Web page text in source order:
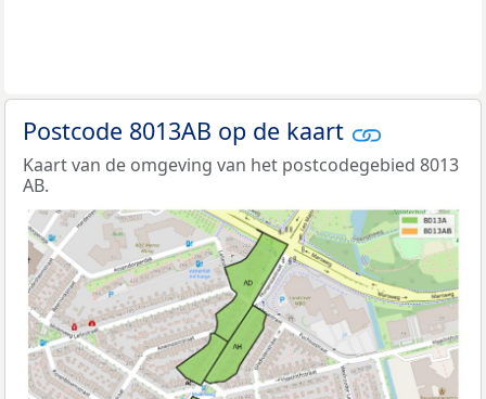
Postcode 8013AB op de kaart
Kaart van de omgeving van het postcodegebied 8013
AB.